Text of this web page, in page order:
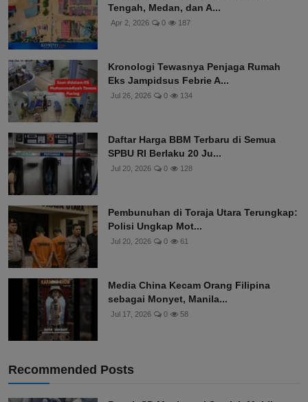
Tengah, Medan, dan A...
Apr 2, 2026 0 187
Kronologi Tewasnya Penjaga Rumah
Eks Jampidsus Febrie A...
Jul 26, 2026 0 134
Daftar Harga BBM Terbaru di Semua
SPBU RI Berlaku 20 Ju...
Jul 20, 2026 0 128
Pembunuhan di Toraja Utara Terungkap:
Polisi Ungkap Mot...
Jul 20, 2026 0 61
Media China Kecam Orang Filipina
sebagai Monyet, Manila...
Jul 17, 2026 0 58
Recommended Posts